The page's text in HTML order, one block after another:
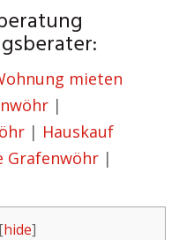
mieten
|
| Hauskauf
Grafenwöhr |
[hide]